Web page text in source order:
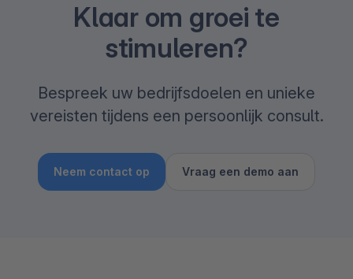
Klaar om groei te
stimuleren?
Bespreek uw bedrijfsdoelen en unieke
vereisten tijdens een persoonlijk consult.
Neem contact op Vraag een demo aan